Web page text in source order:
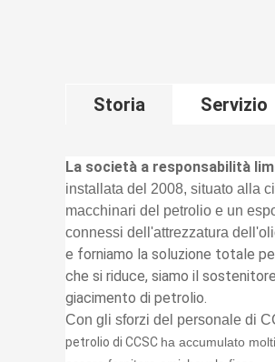
Storia Servizio
La società a responsabilità
installata del 2008, situato alla
macchinari del petrolio e un
connessi dell'attrezzatura
e forniamo la soluzione totale
che si riduce, siamo il
giacimento di petrolio.
Con gli sforzi del personale di
petrolio di CCSC ha accumulato